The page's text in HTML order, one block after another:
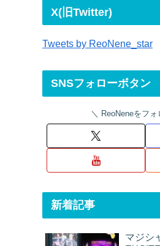
X(旧Twitter)
Tweets by ReoNene_star
SNSフォローボタン
ReoNeneをフ
新着記事
マジシ